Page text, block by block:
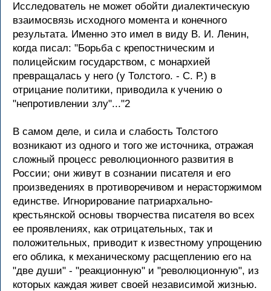
Исследователь не может обойти диалектическую
взаимосвязь исходного момента и конечного
результата. Именно это имел в виду В. И. Ленин,
когда писал: "Борьба с крепостническим и
полицейским государством, с монархией
превращалась у него (у Толстого. - С. Р.) в
отрицание политики, приводила к учению о
"непротивлении злу"..."2
В самом деле, и сила и слабость Толстого
возникают из одного и того же источника, отражая
сложный процесс революционного развития в
России; они живут в сознании писателя и его
произведениях в противоречивом и нерасторжимом
единстве. Игнорирование патриархально-
крестьянской основы творчества писателя во всех
ее проявлениях, как отрицательных, так и
положительных, приводит к известному упрощению
его облика, к механическому расщеплению его на
"две души" - "реакционную" и "революционную", из
которых каждая живет своей независимой жизнью.